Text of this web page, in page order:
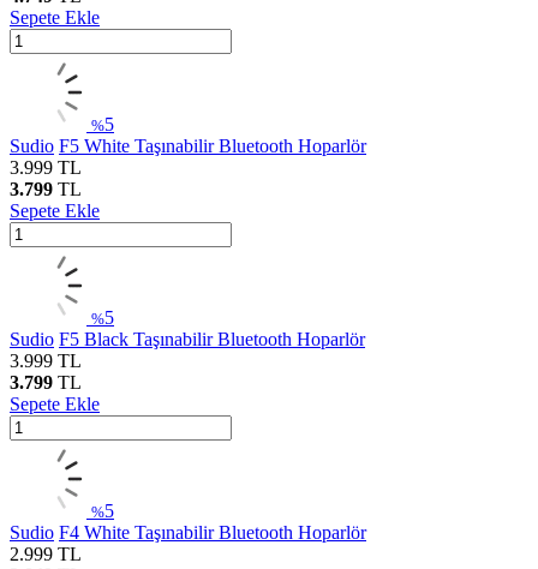
Sepete Ekle
%5
Sudio F5 White Taşınabilir Bluetooth Hoparlör
3.999 TL
3.799 TL
Sepete Ekle
%5
Sudio F5 Black Taşınabilir Bluetooth Hoparlör
3.999 TL
3.799 TL
Sepete Ekle
%5
Sudio F4 White Taşınabilir Bluetooth Hoparlör
2.999 TL